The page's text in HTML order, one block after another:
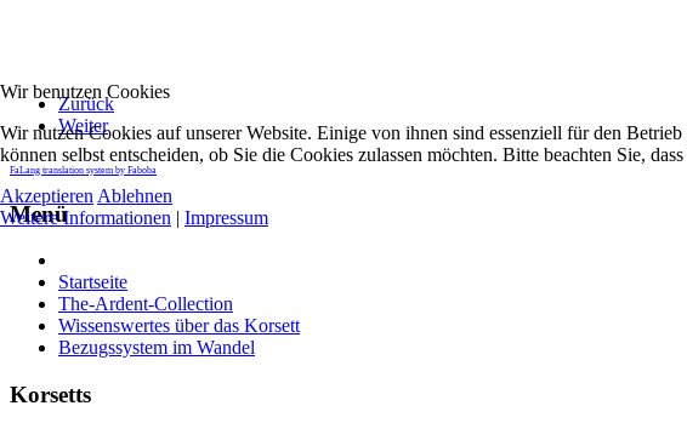
Zurück
Weiter
FaLang translation system by Faboba
Menü
Startseite
The-Ardent-Collection
Wissenswertes über das Korsett
Bezugssystem im Wandel
Korsetts
Wir benutzen Cookies
Wir nutzen Cookies auf unserer Website. Einige von ihnen sind essenziell für den
können selbst entscheiden, ob Sie die Cookies zulassen möchten. Bitte beachten Sie,
Akzeptieren Ablehnen
Weitere Informationen | Impressum